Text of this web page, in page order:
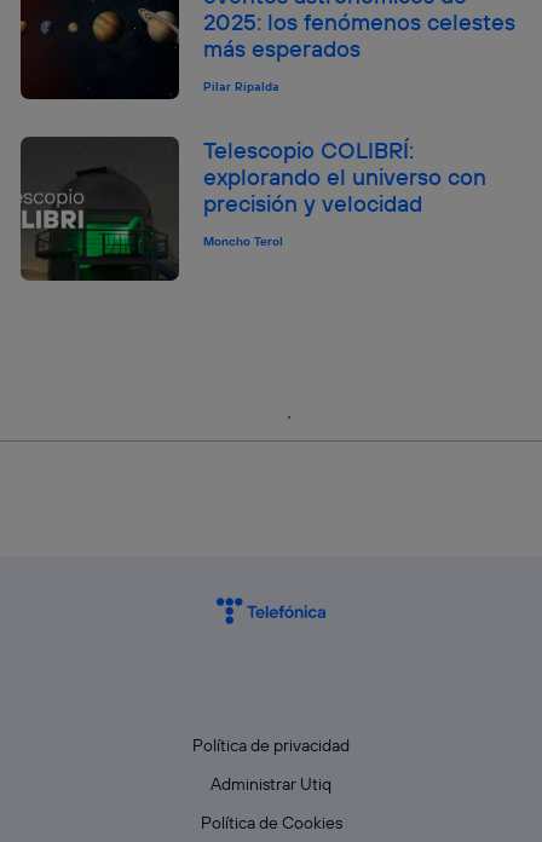
2025: los fenómenos celestes
más esperados
Pilar Ripalda
Telescopio COLIBRÍ:
explorando el universo con
precisión y velocidad
Moncho Terol
Política de privacidad
Administrar Utiq
Política de Cookies